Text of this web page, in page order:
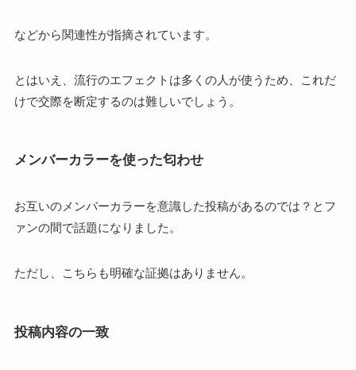
などから関連性が指摘されています。
とはいえ、流行のエフェクトは多くの人が使うため、これだ
けで交際を断定するのは難しいでしょう。
メンバーカラーを使った匂わせ
お互いのメンバーカラーを意識した投稿があるのでは？とフ
ァンの間で話題になりました。
ただし、こちらも明確な証拠はありません。
投稿内容の一致